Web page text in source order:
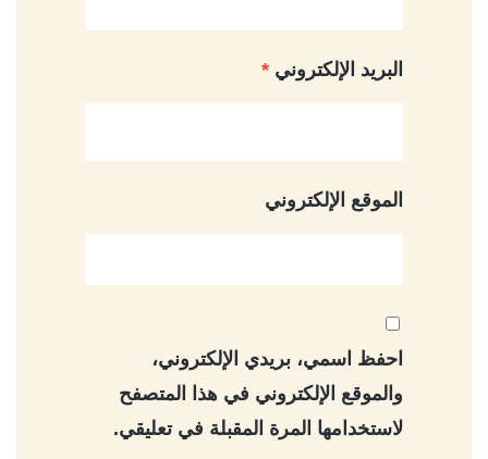
البريد الإلكتروني *
الموقع الإلكتروني
احفظ اسمي، بريدي الإلكتروني،
والموقع الإلكتروني في هذا المتصفح
لاستخدامها المرة المقبلة في تعليقي.